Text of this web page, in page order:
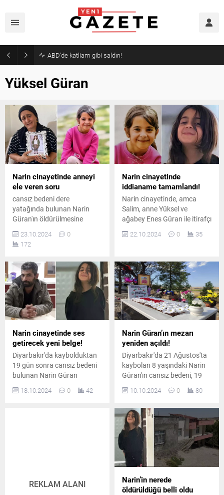
Akaryakıtta indirim bekleyenlere kötü haber!
Yüksel Güran
Narin cinayetinde anneyi
ele veren soru
cansız bedeni dere
yatağında bulunan Narin
Güran'ın öldürülmesine
anne Yüksel Güran'la ilgili
çarpıcı bir detaya yer verildi.
23.10.2024
0
172
Narin cinayetinde
iddianame tamamlandı!
Narin cinayetinde, amca
Salim, anne Yüksel ve
ağabey Enes Güran ile itirafçı
ağırlaştırılmış müebbet hapis
22.10.2024 0 35
Narin cinayetinde ses
getirecek yeni belge!
Diyarbakır'da kaybolduktan
19 gün sonra cansız bedeni
bulunan Narin Güran
cinayeti soruşturmasında 58
gün geride kalırken ortaya
18.10.2024 0 42
Narin Güran’ın mezarı
yeniden açıldı!
Diyarbakır'da 21 Ağustos'ta
kaybolan 8 yaşındaki Narin
Güran'ın cansız bedeni, 19
gün sonra bulundu. Otopsi
için İstanbul'a gönderilen
Narin'in mezarına defnedildi.
10.10.2024 0 80
REKLAM ALANI
Narin’in nerede
öldürüldüğü belli oldu